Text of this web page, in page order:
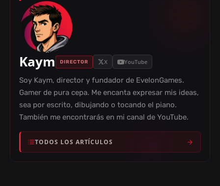
Kaym DIRECTOR X YouTube
Soy Kaym, director y fundador de EvelonGames.
Gamer de pura cepa. Me encanta expresar mis ideas,
sea por escrito, dibujando o tocando el piano.
También me encontrarás en mi canal de YouTube.
TODOS LOS ARTÍCULOS